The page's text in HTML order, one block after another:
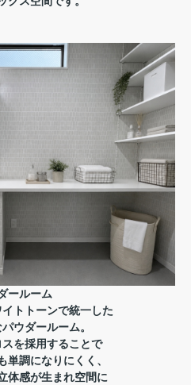
ールーム
トトーンで統一した
ウダールーム。
を採用することで
単調になりにくく、
体感が生まれ空間に